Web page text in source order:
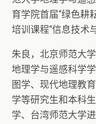
育学院首届“绿色耕
培训课程“信息技术
朱良，北京师范大
地理学与遥感科学
图学、现代地理教
学等研究生和本科
学、台湾师范大学